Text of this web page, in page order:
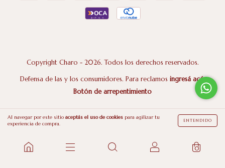
Al navegar por este sitio aceptás el uso de cookies para agilizar tu
experiencia de compra.
ENTENDIDO
0
Copyright Charo - 2026. Todos los derechos reservados.
Defensa de las y los consumidores. Para reclamos ingresá acá.
Botón de arrepentimiento